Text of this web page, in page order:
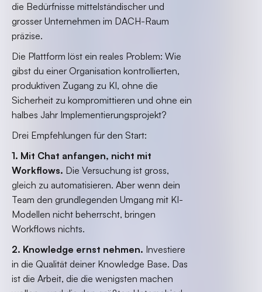
die Bedürfnisse mittelständischer und
grosser Unternehmen im DACH-Raum
präzise.
Die Plattform löst ein reales Problem: Wie
gibst du einer Organisation kontrollierten,
produktiven Zugang zu KI, ohne die
Sicherheit zu kompromittieren und ohne ein
halbes Jahr Implementierungsprojekt?
Drei Empfehlungen für den Start:
1. Mit Chat anfangen, nicht mit
Workflows. Die Versuchung ist gross,
gleich zu automatisieren. Aber wenn dein
Team den grundlegenden Umgang mit KI-
Modellen nicht beherrscht, bringen
Workflows nichts.
2. Knowledge ernst nehmen. Investiere
in die Qualität deiner Knowledge Base. Das
ist die Arbeit, die die wenigsten machen